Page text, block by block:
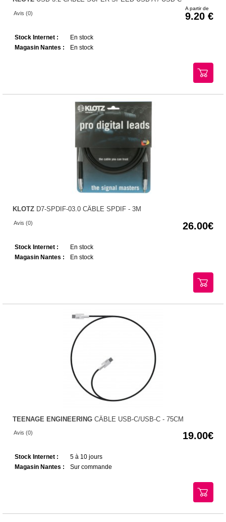
Avis (0)
A partir de
9.20
Stock Internet :
En stock
Magasin Nantes :
En stock
KLOTZ D7-SPDIF-03.0 CÂBLE SPDIF - 3M
Avis (0) 26.00
Stock Internet :
En stock
Magasin Nantes :
En stock
TEENAGE ENGINEERING CÂBLE USB-C/USB-C - 75CM
Avis (0) 19.00
Stock Internet :
5 à 10 jours
Magasin Nantes :
Sur commande